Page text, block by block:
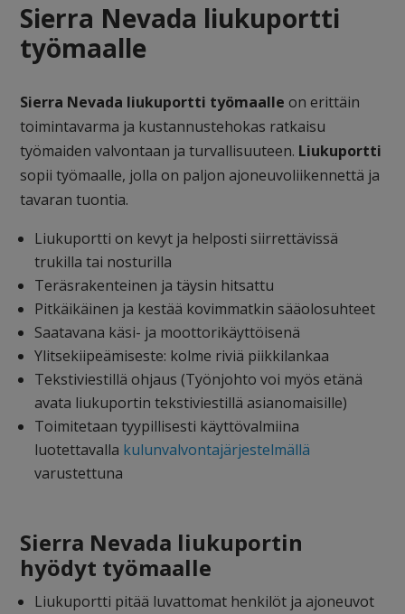
Sierra Nevada liukuportti
työmaalle
Sierra Nevada liukuportti työmaalle on erittäin
toimintavarma ja kustannustehokas ratkaisu
työmaiden valvontaan ja turvallisuuteen. Liukuportti
sopii työmaalle, jolla on paljon ajoneuvoliikennettä ja
tavaran tuontia.
Liukuportti on kevyt ja helposti siirrettävissä
trukilla tai nosturilla
Teräsrakenteinen ja täysin hitsattu
Pitkäikäinen ja kestää kovimmatkin sääolosuhteet
Saatavana käsi- ja moottorikäyttöisenä
Ylitsekiipeämiseste: kolme riviä piikkilankaa
Tekstiviestillä ohjaus (Työnjohto voi myös etänä
avata liukuportin tekstiviestillä asianomaisille)
Toimitetaan tyypillisesti käyttövalmiina
luotettavalla kulunvalvontajärjestelmällä
varustettuna
Sierra Nevada liukuportin
hyödyt työmaalle
Liukuportti pitää luvattomat henkilöt ja ajoneuvot